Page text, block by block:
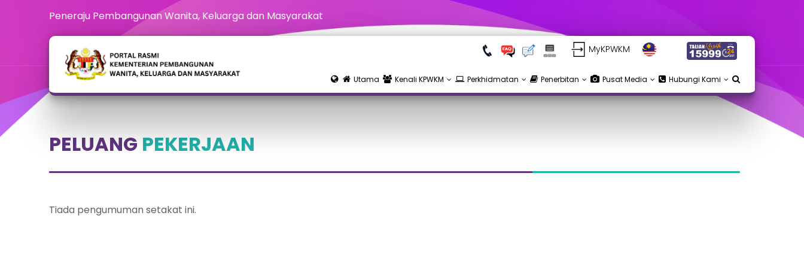
Peneraju Pembangunan Wanita, Keluarga dan Masyarakat
Utama Kenali KPWKM Perkhidmatan Penerbitan Pusat Media Hubungi Kami
MyKPWKM
PELUANG PEKERJAAN
Tiada pengumuman setakat ini.